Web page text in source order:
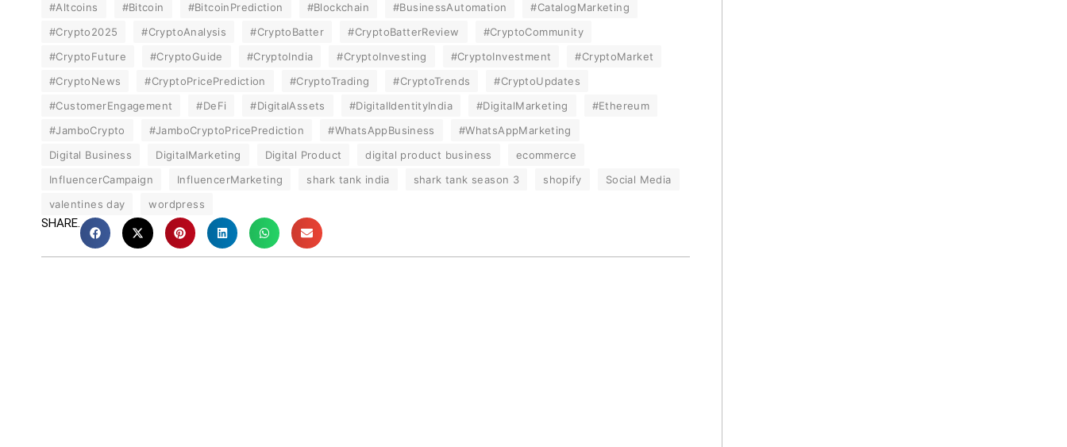
#Altcoins #Bitcoin #BitcoinPrediction #Blockchain #BusinessAutomation
#CatalogMarketing
#Crypto2025
#CryptoAnalysis #CryptoBatter #CryptoBatterReview
#CryptoCommunity
#CryptoFuture
#CryptoGuide #CryptoIndia #CryptoInvesting #CryptoInvestment
#CryptoMarket
#CryptoNews
#CryptoPricePrediction #CryptoTrading #CryptoTrends
#CryptoUpdates
#CustomerEngagement
#DeFi #DigitalAssets #DigitalIdentityIndia #DigitalMarketing
#Ethereum
#JamboCrypto
#JamboCryptoPricePrediction #WhatsAppBusiness
#WhatsAppMarketing
Digital Business
DigitalMarketing Digital Product digital product business
ecommerce
InfluencerCampaign
InfluencerMarketing shark tank india shark tank season 3 shopify
Social Media
valentines day
wordpress
SHARE.